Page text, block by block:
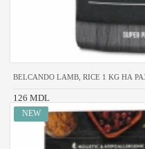
BELCANDO LAMB, RICE 1 KG НА
126 MDL